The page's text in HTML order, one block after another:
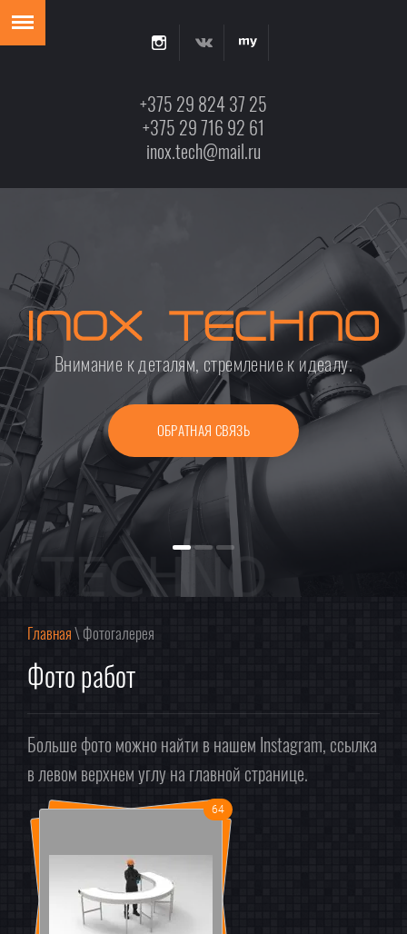
+375 29 824 37 25
+375 29 716 92 61
inox.tech@mail.ru
Внимание к деталям, стремление к идеалу.
ОБРАТНАЯ СВЯЗЬ
Главная \ Фотогалерея
Фото работ
Больше фото можно найти в нашем Instagram, ссылка
в левом верхнем углу на главной странице.
64